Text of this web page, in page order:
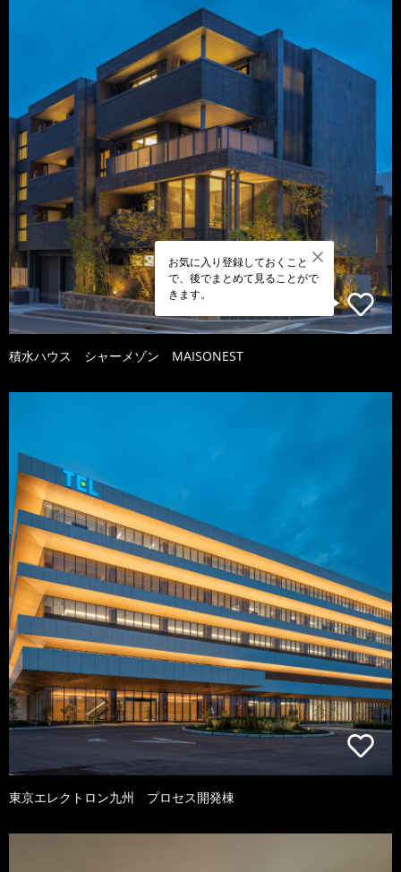
お気に入り登録しておくこと
で、後でまとめて見ることがで
きます。
積水ハウス シャーメゾン MAISONEST
東京エレクトロン九州 プロセス開発棟